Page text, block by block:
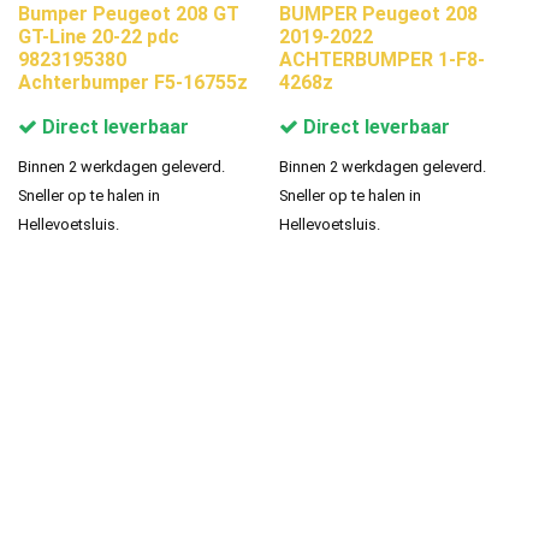
Bumper Peugeot 208 GT
GT-Line 20-22 pdc
9823195380
Achterbumper F5-16755z
Direct leverbaar
Binnen 2 werkdagen geleverd.
Sneller op te halen in
Hellevoetsluis.
BUMPER Peugeot 208
2019-2022
ACHTERBUMPER 1-F8-
4268z
Direct leverbaar
Binnen 2 werkdagen geleverd.
Sneller op te halen in
Hellevoetsluis.